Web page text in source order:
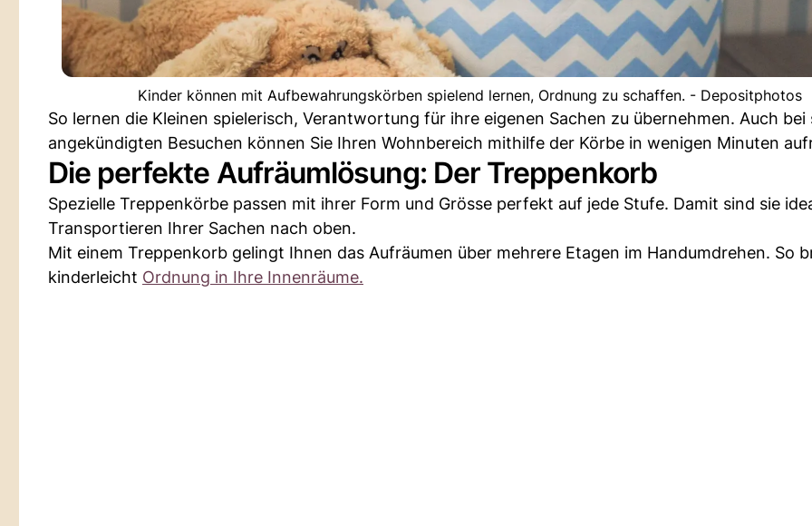
Kinder können mit Aufbewahrungskörben spielend lernen, Ordnung zu schaffen. - Depositphotos
So lernen die Kleinen spielerisch, Verantwortung für ihre eigenen Sachen zu übernehmen. Auch
angekündigten Besuchen können Sie Ihren Wohnbereich mithilfe der Körbe in wenigen Minuten
Die perfekte Aufräumlösung: Der Treppenkorb
Spezielle Treppenkörbe passen mit ihrer Form und Grösse perfekt auf jede Stufe. Damit sind sie
Transportieren Ihrer Sachen nach oben.
Mit einem Treppenkorb gelingt Ihnen das Aufräumen über mehrere Etagen im Handumdrehen. So
kinderleicht Ordnung in Ihre Innenräume.